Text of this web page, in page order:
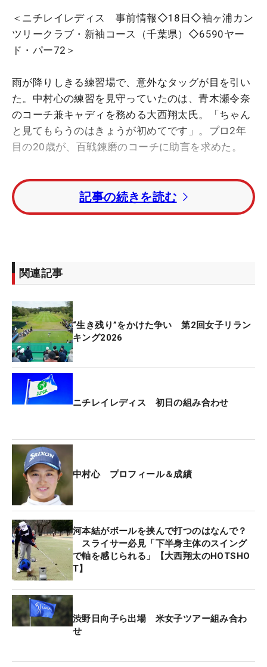
＜ニチレイレディス 事前情報◇18日◇袖ヶ浦カン
ツリークラブ・新袖コース（千葉県）◇6590ヤー
ド・パー72＞
雨が降りしきる練習場で、意外なタッグが目を引い
た。中村心の練習を見守っていたのは、青木瀬令奈
のコーチ兼キャディを務める大西翔太氏。「ちゃん
と見てもらうのはきょうが初めてです」。プロ2年
目の20歳が、百戦錬磨のコーチに助言を求めた。
きっかけは1カ月前に行われた「Sky RKBレディス」
の前夜祭。所属するヤマエの会長、大西氏、青木と
話をする機会があり、「ショットで悩んでいるんで
がり、この日のレッスンが実現した。
オフ惜敗を喫した姿は記憶に新しい。当時の状態を
100％とすれば、現在は「20～30％」という自己評
価だ。「あの頃はミスをする気がしないくらい自信
を持って振れていた。いまはドローがあまりかから
ず、逆球もたくさん出てしまう」と、ショットに課
題を抱えている。
間をかけてアドバイスを受けることができた。「“不
安を抱えたままスイングしている”と感じたみたいで
す。イメージをしっかり持って、その意思をボール
に伝えないといけない。そうしないと、ボールに合
ったスイングはできないと言われました」。技術面
ではなく、まずは迷いなく振り切ること。その重要
性を改めて認識した。
QTランキング82位で迎えた今季は、主催者推薦も
ンレディス」で12位に入ったものの、思ったように
ポイントを積み重ねることができず、リランキング
は暫定51位につけている。
記事の続きを読む
関連記事
“生き残り”をかけた争い 第2回女子リラン
キング2026
ニチレイレディス 初日の組み合わせ
中村心 プロフィール＆成績
河本結がボールを挟んで打つのはなんで？
スライサー必見「下半身主体のスイング
で軸を感じられる」【大西翔太のHOTSHO
T】
渋野日向子ら出場 米女子ツアー組み合わ
せ